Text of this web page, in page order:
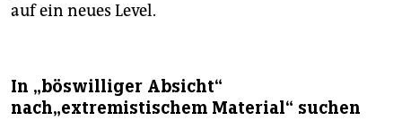
auf ein neues Level.
In „böswilliger Absicht“
nach„extremistischem Material“ suchen